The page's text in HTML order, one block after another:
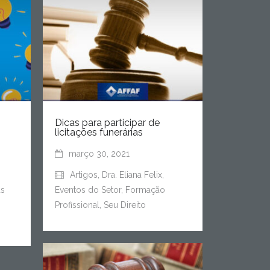
Dicas para participar de
licitações funerárias
março 30, 2021
Artigos Dra. Eliana Felix
Eventos do Setor, Formação
Profissional
Seu Direito